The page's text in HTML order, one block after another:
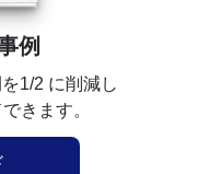
例
1/2 に削減し
きます。